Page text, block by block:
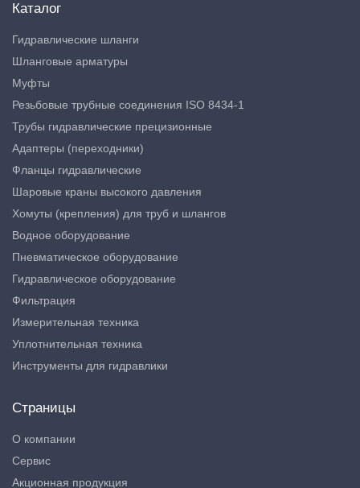
Каталог
Гидравлические шланги
Шланговые арматуры
Муфты
Резьбовые трубные соединения ISO 8434-1
Трубы гидравлические прецизионные
Адаптеры (переходники)
Фланцы гидравлические
Шаровые краны высокого давления
Хомуты (крепления) для труб и шлангов
Водное оборудование
Пневматическое оборудование
Гидравлическое оборудование
Фильтрация
Измерительная техника
Уплотнительная техника
Инструменты для гидравлики
Страницы
О компании
Сервис
Акционная продукция